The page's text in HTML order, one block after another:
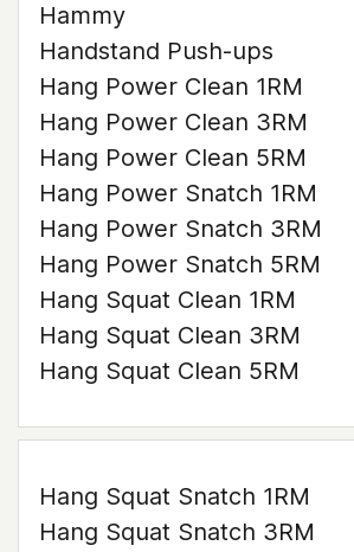
Hammy
Handstand Push-ups
Hang Power Clean 1RM
Hang Power Clean 3RM
Hang Power Clean 5RM
Hang Power Snatch 1RM
Hang Power Snatch 3RM
Hang Power Snatch 5RM
Hang Squat Clean 1RM
Hang Squat Clean 3RM
Hang Squat Clean 5RM
Hang Squat Snatch 1RM
Hang Squat Snatch 3RM